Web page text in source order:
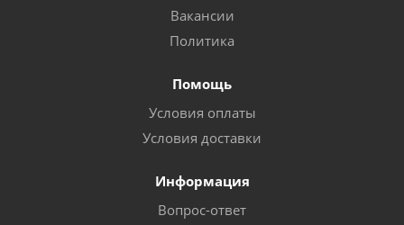
Вакансии
Политика
Помощь
Условия оплаты
Условия доставки
Информация
Вопрос-ответ